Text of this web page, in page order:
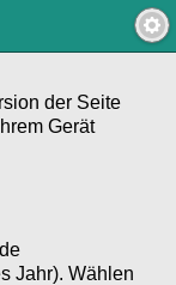
der Seite
Gerät
Jahr). Wählen